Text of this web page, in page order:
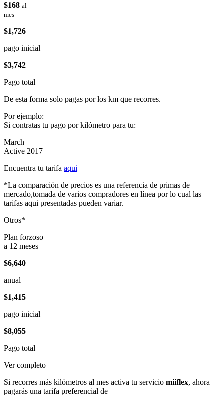
$168 al
mes
$1,726
pago inicial
$3,742
Pago total
De esta forma solo pagas por los km que recorres.
Por ejemplo:
Si contratas tu pago por kilómetro para tu:
March
Active 2017
Encuentra tu tarifa aqui
*La comparación de precios es una referencia de primas de
mercado,tomada de varios compradores en línea por lo cual las
tarifas aqui presentadas pueden variar.
Otros*
Plan forzoso
a 12 meses
$6,640
anual
$1,415
pago inicial
$8,055
Pago total
Ver completo
Si recorres más kilómetros al mes activa tu servicio miiflex, ahora
pagarás una tarifa preferencial de